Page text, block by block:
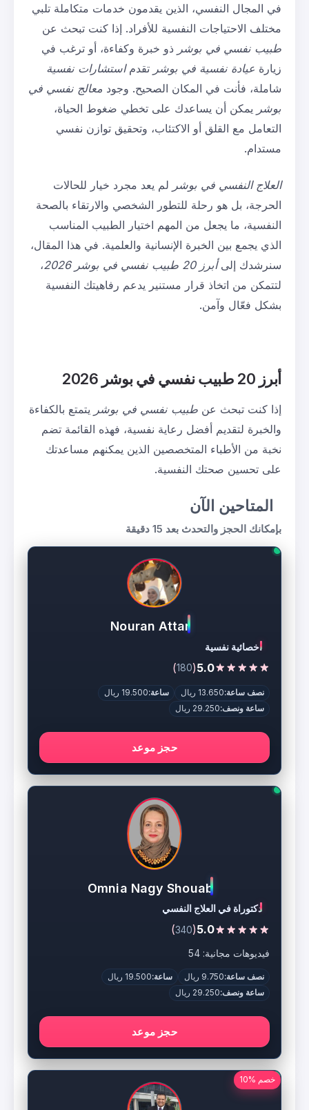
في المجال النفسي، الذين يقدمون خدمات متكاملة تلبي
مختلف الاحتياجات النفسية للأفراد. إذا كنت تبحث عن
طبيب نفسي في بوشر ذو خبرة وكفاءة، أو ترغب في
زيارة عيادة نفسية في بوشر تقدماستشارات نفسية
شاملة، فأنت في المكان الصحيح. وجود معالج نفسي في
بوشر يمكن أن يساعدك على تخطي ضغوط الحياة،
التعامل مع القلق أو الاكتئاب، وتحقيق توازن نفسي
مستدام.
العلاج النفسي في بوشر لم يعد مجرد خيار للحالات
الحرجة، بل هو رحلة للتطور الشخصي والارتقاء بالصحة
النفسية، ما يجعل من المهم اختيار الطبيب المناسب
الذي يجمع بين الخبرة الإنسانية والعلمية. في هذا المقال،
سنرشدك إلىأبرز 20 طبيب نفسي في بوشر 2026
،
لتتمكن من اتخاذ قرار مستنير يدعم رفاهيتك النفسية
بشكل فعّال وآمن.
أبرز 20 طبيب نفسي في بوشر 2026
إذا كنت تبحث عن طبيب نفسي في بوشر يتمتع بالكفاءة
والخبرة لتقديم أفضل رعاية نفسية، فهذه القائمة تضم
نخبة من الأطباء المتخصصين الذين يمكنهم مساعدتك
على تحسين صحتك النفسية.
المتاحين الآن
بإمكانك الحجز والتحدث بعد 15 دقيقة
Nouran Attar
اخصائية نفسية
5.0
(
180
)
نصف ساعة:13.650 ريال ساعة:19.500 ريال
ساعة ونصف:29.250 ريال
حجز موعد
Omnia Nagy Shouab
دكتوراة في العلاج النفسي
5.0
(
340
)
فيديوهات مجانية: 54
نصف ساعة:9.750 ريال ساعة:19.500 ريال
ساعة ونصف:29.250 ريال
حجز موعد
خصم %10